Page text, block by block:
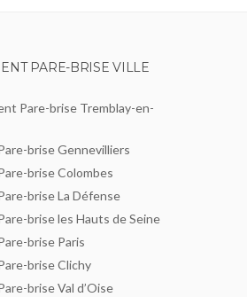
PARE-BRISE VILLE
Pare-brise Tremblay-en-
brise Gennevilliers
brise Colombes
brise La Défense
brise les Hauts de Seine
brise Paris
brise Clichy
brise Val d’Oise